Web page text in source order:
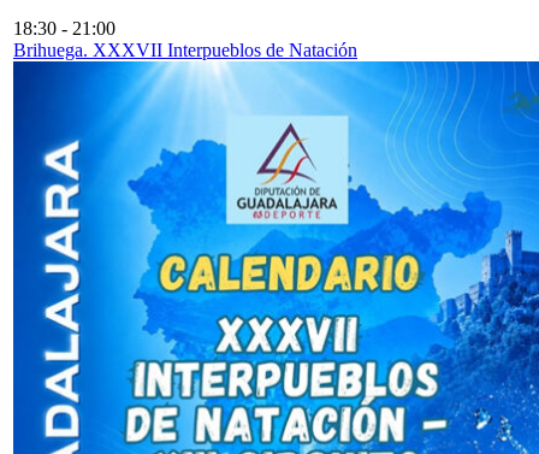
18:30 - 21:00
Brihuega. XXXVII Interpueblos de Natación